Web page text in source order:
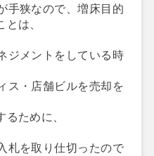
手狭なので、増床目的
は、
ジメントをしている時
ス・店舗ビルを売却を
ために、
札を取り仕切ったので